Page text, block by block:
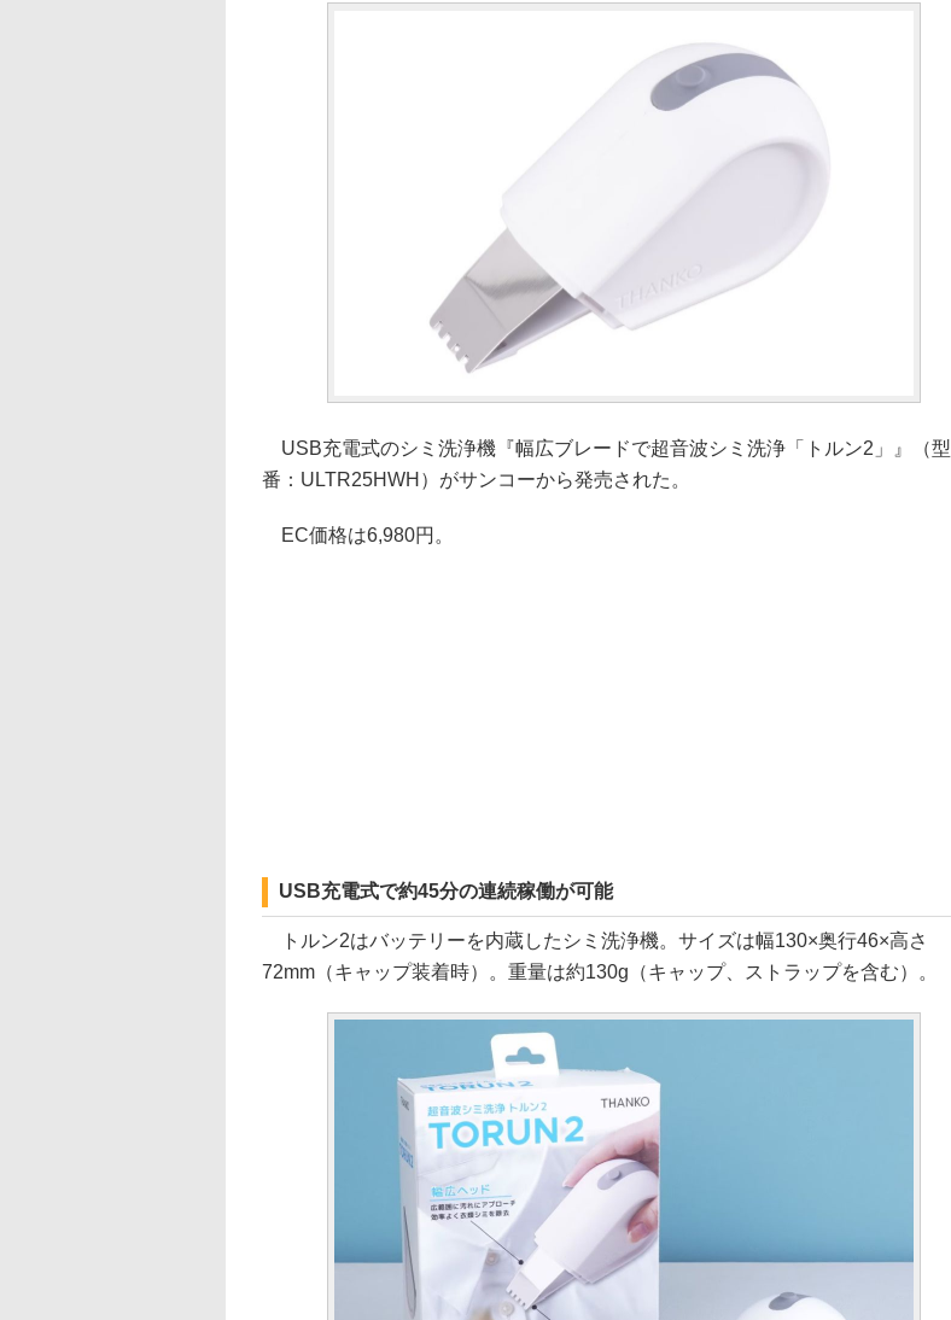
USB充電式のシミ洗浄機『幅広ブレードで超音波シミ洗浄「トルン2」』（型
番：ULTR25HWH）がサンコーから発売された。
EC価格は6,980円。
USB充電式で約45分の連続稼働が可能
トルン2はバッテリーを内蔵したシミ洗浄機。サイズは幅130×奥行46×高さ
72mm（キャップ装着時）。重量は約130g（キャップ、ストラップを含む）。